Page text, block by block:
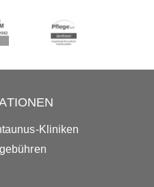
Kliniken